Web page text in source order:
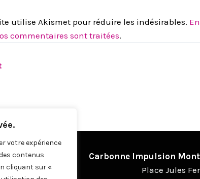
votre expérience
contenus
cliquant sur «
utilise Akismet pour réduire les indésirables.
commentaires sont traitées.
Carbonne Impulsion
Place Jules